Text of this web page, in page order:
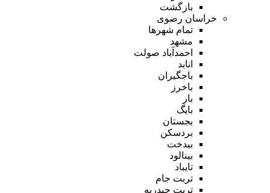
بازگشت
خراسان رضوی
تمام شهر‌ها
مشهد
احمدآباد صولت
انابد
باجگیران
باخرز
بار
بایگ
بجستان
بردسکن
بیدخت
بینالود
تایباد
تربت جام
تربت حیدریه